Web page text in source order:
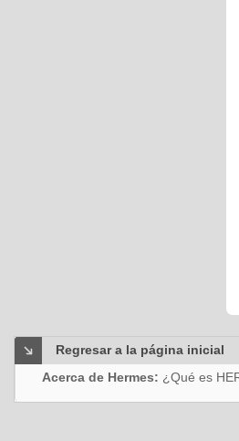
Regresar a la página inicial
Acerca de Hermes: ¿Qué es